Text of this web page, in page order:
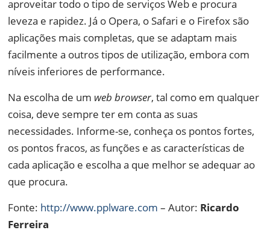
aproveitar todo o tipo de serviços Web e procura
leveza e rapidez. Já o Opera, o Safari e o Firefox são
aplicações mais completas, que se adaptam mais
facilmente a outros tipos de utilização, embora com
níveis inferiores de performance.
Na escolha de um web browser, tal como em qualquer
coisa, deve sempre ter em conta as suas
necessidades. Informe-se, conheça os pontos fortes,
os pontos fracos, as funções e as características de
cada aplicação e escolha a que melhor se adequar ao
que procura.
Fonte: http://www.pplware.com – Autor: Ricardo
Ferreira